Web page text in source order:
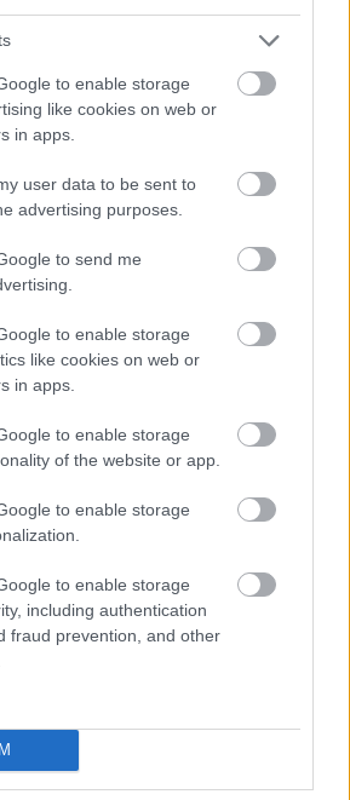
to enable storage
like cookies on web or
in apps.
user data to be sent to
advertising purposes.
to send me
to enable storage
like cookies on web or
in apps.
to enable storage
of the website or app.
to enable storage
to enable storage
including authentication
fraud prevention, and other
vagyonával? Adóhatósági